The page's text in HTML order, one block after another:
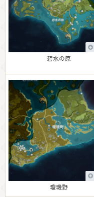
碧水の原
瓊璣野